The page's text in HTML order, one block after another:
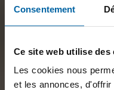
Consentement
Ce site web utilise des
Les cookies nous
et les annonces,